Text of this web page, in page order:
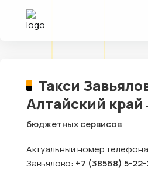
Такси
Алтайский край
бюджетных сервисов
Актуальный номер телефона
Завьялово: +7 (38568) 5-